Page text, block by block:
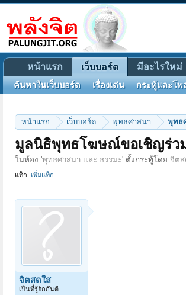
หน้าแรก เว็บบอร์ด พุทธศาสนา พุทธ
มูลนิธิพุทธโฆษณ์ขอเชิญร่ว
ในห้อง 'พุทธศาสนา และ ธรรมะ' ตั้งกระทู้โดย จิต
แท็ก: เพิ่มแท็ก
จิตสดใส
เป็นที่รู้จักกันดี
หน้าแรก เว็บบอร์ด
ค้นหาในเว็บบอร์ด เรื่องเด่น กระทู้และโพ
มีอะไรใหม่